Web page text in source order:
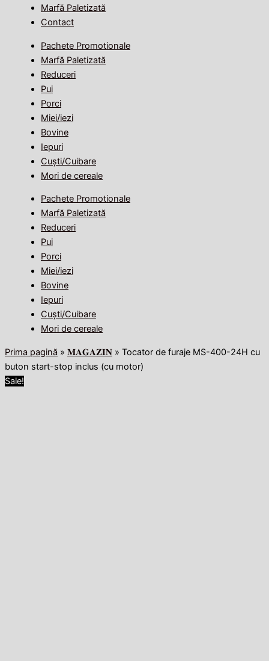
Marfă Paletizată
Contact
Pachete Promotionale
Marfă Paletizată
Reduceri
Pui
Porci
Miei/iezi
Bovine
Iepuri
Cuști/Cuibare
Mori de cereale
Pachete Promotionale
Marfă Paletizată
Reduceri
Pui
Porci
Miei/iezi
Bovine
Iepuri
Cuști/Cuibare
Mori de cereale
Prima pagină » 𝐌𝐀𝐆𝐀𝐙𝐈𝐍 » Tocator de furaje MS-400-24H cu
buton start-stop inclus (cu motor)
Sale!